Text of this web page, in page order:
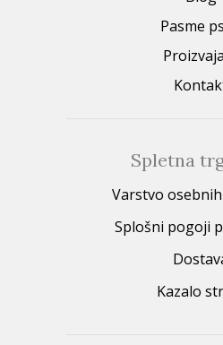
Pasme
Spletna
Varstvo
Splošni pogoji
Kazalo